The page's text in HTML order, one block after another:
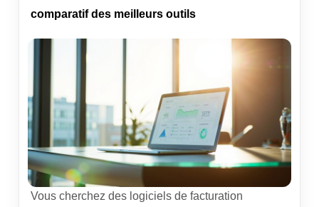
formation. L’objectif ici : […]
comparatif des meilleurs outils
Vous cherchez des logiciels de facturation